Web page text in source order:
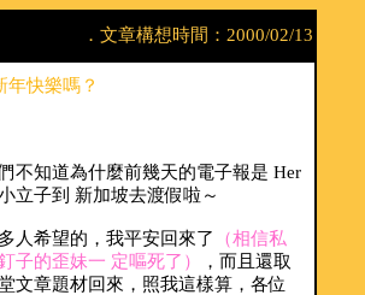
．文章構想時間：2000/02/13
年快樂嗎？
不知道為什麼前幾天的電子報是 Her
立子到 新加坡去渡假啦～
人希望的，我平安回來了 （相信私
子的歪妹一 定嘔死了）
，而且還取
文章題材回來，照我這樣算，各位